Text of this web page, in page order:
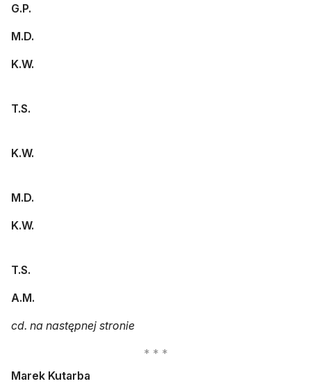
G.P.
M.D.
K.W.
T.S.
K.W.
M.D.
K.W.
T.S.
A.M.
cd. na następnej stronie
Marek Kutarba